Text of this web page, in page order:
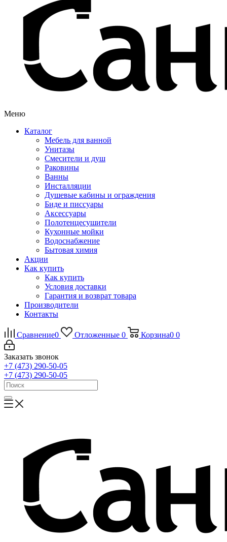
Меню
Каталог
Мебель для ванной
Унитазы
Смесители и душ
Раковины
Ванны
Инсталляции
Душевые кабины и ограждения
Биде и писсуары
Аксессуары
Полотенцесушители
Кухонные мойки
Водоснабжение
Бытовая химия
Акции
Как купить
Как купить
Условия доставки
Гарантия и возврат товара
Производители
Контакты
Сравнение0 Отложенные 0 Корзина0 0
Заказать звонок
+7 (473) 290-50-05
+7 (473) 290-50-05